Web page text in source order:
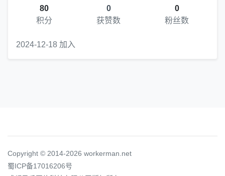
80
积分
0
获赞数
0
粉丝数
2024-12-18 加入
Copyright © 2014-2026 workerman.net
蜀ICP备17016206号